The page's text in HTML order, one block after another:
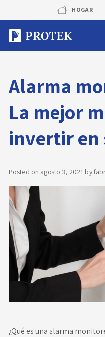
content
HOGAR
Rastreo
Alarma
La mejor
invertir en
Posted on agosto 3, 2021 by
¿Qué es una alarma